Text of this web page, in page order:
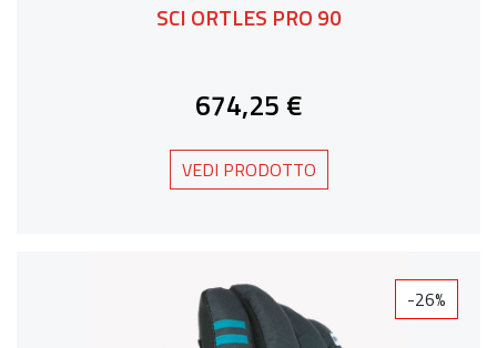
SCI ORTLES PRO 90
674,25 €
VEDI PRODOTTO
-26%